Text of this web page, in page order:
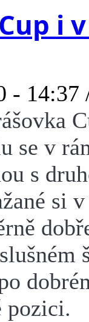
i
-
se v
s
si
pozici.